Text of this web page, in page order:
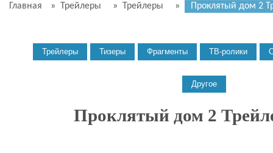
Главная » Трейлеры » Трейлеры » Проклятый дом 2
Проклятый дом 2